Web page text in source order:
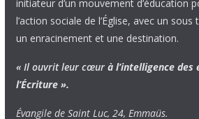
initiateur d’un mouvement d’éducation
l’action sociale de l’Église, avec un
un enracinement et une destination.
« Il ouvrit leur cœur à l’intelligence des
l’Écriture ».
Évangile de Saint Luc, 24, Emmaüs.